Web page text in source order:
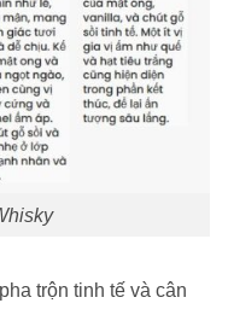
trộn tinh tế và cân